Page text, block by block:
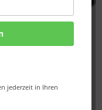
jederzeit in Ihren